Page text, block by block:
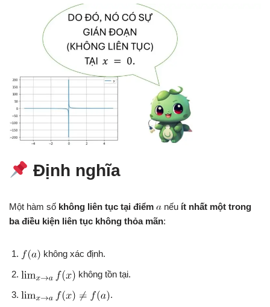
Định nghĩa
Một hàm số không liên tục tại điểm nếu ít nhất một trong
ba điều kiện liên tục không thỏa mãn:
không xác định.
không tồn tại.
.